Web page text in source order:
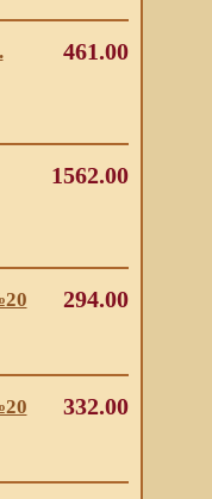
461.00
1562.00
294.00
332.00